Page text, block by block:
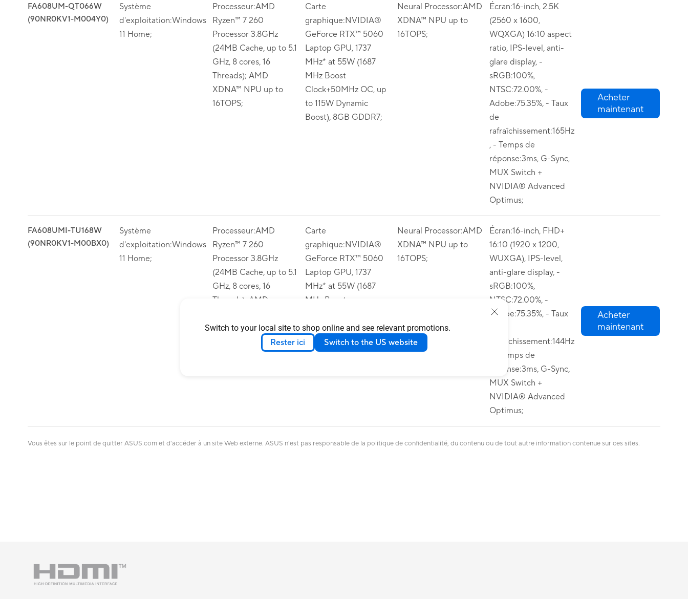
Switch to your local site to shop online and see relevant promotions.
Rester ici Switch to the US website
FA608UM-QT066W
(90NR0KV1-M004Y0)
Système
d'exploitation:Windows
11 Home;
Processeur:AMD
Ryzen™ 7 260
Processor 3.8GHz
(24MB Cache, up to 5.1
GHz, 8 cores, 16
Threads); AMD
XDNA™ NPU up to
16TOPS;
Carte
graphique:NVIDIA®
GeForce RTX™ 5060
Laptop GPU, 1737
MHz* at 55W (1687
MHz Boost
Clock+50MHz OC, up
to 115W Dynamic
Boost), 8GB GDDR7;
Neural Processor:AMD
XDNA™ NPU up to
16TOPS;
Écran:16-inch, 2.5K
(2560 x 1600,
WQXGA) 16:10 aspect
ratio, IPS-level, anti-
glare display, -
sRGB:100%,
NTSC:72.00%, -
Adobe:75.35%, - Taux
de
rafraîchissement:165Hz
, - Temps de
réponse:3ms, G-Sync,
MUX Switch +
NVIDIA® Advanced
Optimus;
Acheter
maintenant
FA608UMI-TU168W
(90NR0KV1-M00BX0)
Système
d'exploitation:Windows
11 Home;
Processeur:AMD
Ryzen™ 7 260
Processor 3.8GHz
(24MB Cache, up to 5.1
GHz, 8 cores, 16
Threads); AMD
16TOPS;
Carte
graphique:NVIDIA®
GeForce RTX™ 5060
Laptop GPU, 1737
MHz* at 55W (1687
MHz Boost
to 115W Dynamic
Boost), 8GB GDDR7;
Neural Processor:AMD
XDNA™ NPU up to
16TOPS;
Écran:16-inch, FHD+
16:10 (1920 x 1200,
WUXGA), IPS-level,
anti-glare display, -
sRGB:100%,
NTSC:72.00%, -
Adobe:75.35%, - Taux
rafraîchissement:144Hz
, - Temps de
réponse:3ms, G-Sync,
MUX Switch +
NVIDIA® Advanced
Optimus;
Acheter
maintenant
Vous êtes sur le point de quitter ASUS.com et d'accéder à un site Web externe. ASUS n'est pas responsable de la politique de confidentialité, du contenu ou de tout autre information contenue sur ces sites.